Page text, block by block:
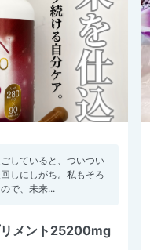
していると、ついつい
しにしがち。私もそろ
で、未来...
メント25200mg